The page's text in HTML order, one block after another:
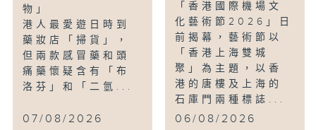
家隊正在進行熱身賽。如果小朋友能參加世
界盃，最想踢甚麼位置？
物」
港人最愛遊日時到
藥妝店「掃貨」，
但兩款感冒藥和頭
痛藥懷疑含有「布
洛芬」和「二氫...
07/08/2026
「香港國際機場文
化藝術節2026」日
前揭幕，藝術節以
「香港上海雙城
聚」為主題，以香
港的唐樓及上海的
石庫門兩種標誌...
06/08/2026